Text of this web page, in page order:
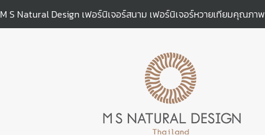
M S Natural Design เฟอร์นิเจอร์สนาม เฟอร์นิเจอร์หวายเทียมคุณภาพ